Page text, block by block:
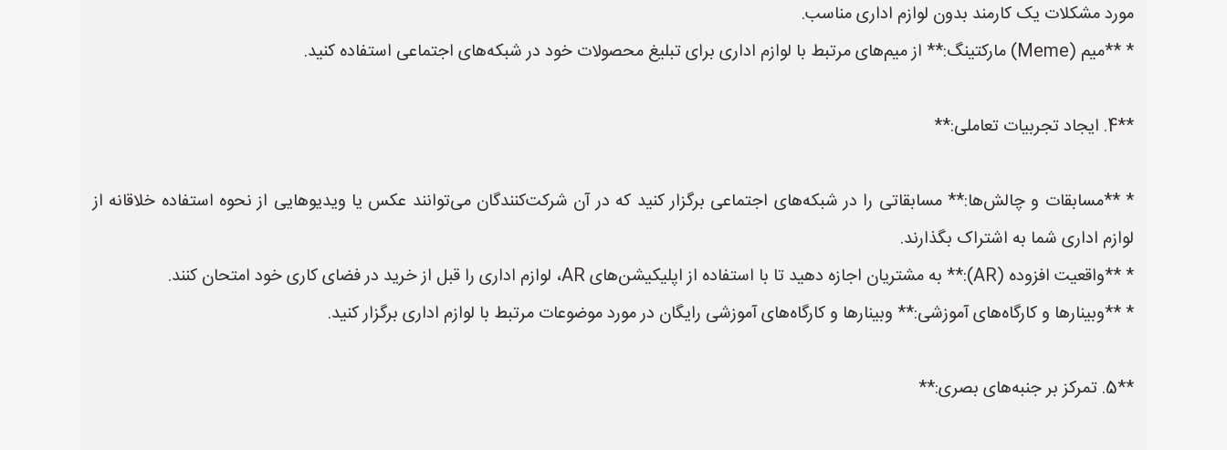
مورد مشکلات یک کارمند بدون لوازم اداری مناسب.
* **میم (Meme) مارکتینگ:** از میم‌های مرتبط با لوازم اداری برای تبلیغ محصولات خود در شبکه‌های اجتماعی استفاده کنید.
**4. ایجاد تجربیات تعاملی:**
* **مسابقات و چالش‌ها:** مسابقاتی را در شبکه‌های اجتماعی برگزار کنید که در آن شرکت‌کنندگان می‌توانند عکس یا ویدیوهایی از نحوه استفاده خلاقانه از
لوازم اداری شما به اشتراک بگذارند.
* **واقعیت افزوده (AR):** به مشتریان اجازه دهید تا با استفاده از اپلیکیشن‌های AR، لوازم اداری را قبل از خرید در فضای کاری خود امتحان کنند.
* **وبینارها و کارگاه‌های آموزشی:** وبینارها و کارگاه‌های آموزشی رایگان در مورد موضوعات مرتبط با لوازم اداری برگزار کنید.
**5. تمرکز بر جنبه‌های بصری:**